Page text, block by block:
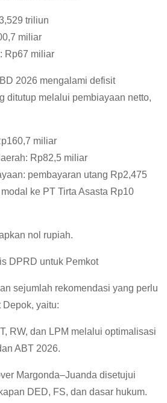
triliun
miliar
Rp67 miliar
2026 mengalami defisit
ditutup melalui pembiayaan netto,
miliar
Rp82,5 miliar
pembayaran utang Rp2,475
ke PT Tirta Asasta Rp10
nol rupiah.
DPRD untuk Pemkot
sejumlah rekomendasi yang perlu
yaitu:
RW, dan LPM melalui optimalisasi
ABT 2026.
Margonda–Juanda disetujui
DED, FS, dan dasar hukum.